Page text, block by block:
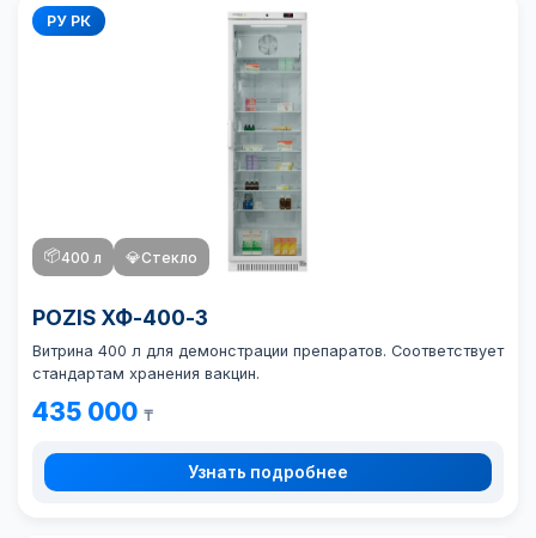
РУ РК
📦400 л 💎Стекло
POZIS ХФ-400-3
Витрина 400 л для демонстрации препаратов. Соответствует
стандартам хранения вакцин.
435 000 ₸
Узнать подробнее